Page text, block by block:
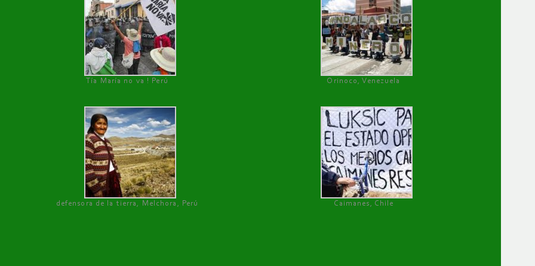
Tía María no va ! Perú Orinoco, Venezuela
defensora de la tierra, Melchora, Perú Caimanes, Chile